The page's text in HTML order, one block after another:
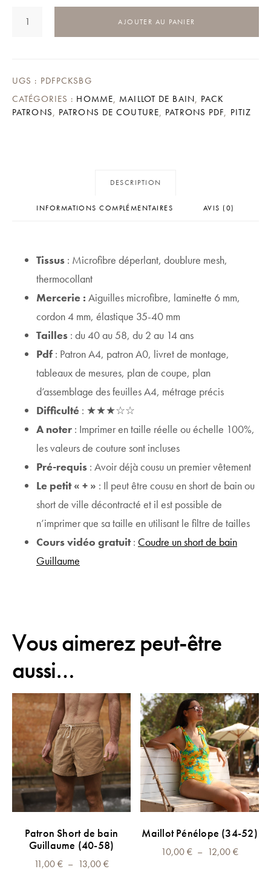
AJOUTER AU PANIER
UGS : PDFPCKSBG
CATÉGORIES : HOMME, MAILLOT DE BAIN, PACK
PATRONS, PATRONS DE COUTURE, PATRONS PDF, PITIZ
DESCRIPTION
INFORMATIONS COMPLÉMENTAIRES AVIS (0)
Tissus : Microfibre déperlant, doublure mesh,
thermocollant
Mercerie : Aiguilles microfibre, laminette 6 mm,
cordon 4 mm, élastique 35-40 mm
Tailles : du 40 au 58, du 2 au 14 ans
Pdf : Patron A4, patron A0, livret de montage,
tableaux de mesures, plan de coupe, plan
d’assemblage des feuilles A4, métrage précis
Difficulté : ★★★☆☆
A noter : Imprimer en taille réelle ou échelle 100%,
les valeurs de couture sont incluses
Pré-requis : Avoir déjà cousu un premier vêtement
Le petit « + » : Il peut être cousu en short de bain ou
short de ville décontracté et il est possible de
n’imprimer que sa taille en utilisant le filtre de tailles
Cours vidéo gratuit: Coudre un short de bain
Guillaume
Vous aimerez peut-être
aussi…
CHOIX DES OPTIONS
produit
a
Patron Short de bain
Guillaume (40-58)
11,00€ – 13,00€Plage
CHOIX DES OPTIONS
produit
a
Maillot Pénélope (34-52)
10,00€ – 12,00€Plage